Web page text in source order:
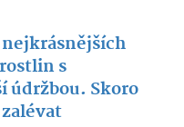
s
údržbou. Skoro